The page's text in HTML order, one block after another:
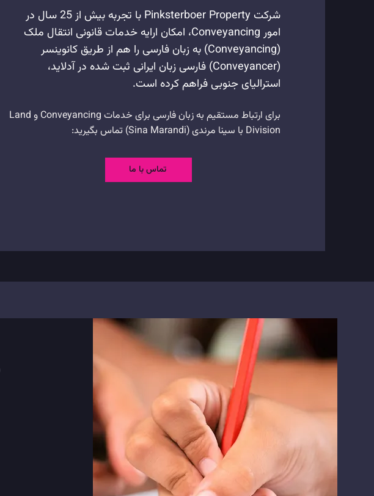
شرکت Pinksterboer Property با تجربه بیش از 25 سال در
امور Conveyancing، امکان ارایه خدمات قانونی انتقال ملک
(Conveyancing) به زبان فارسی را هم از طریق کانوینسر
(Conveyancer) فارسی زبان ایرانی ثبت شده در آدلاید،
استرالیای جنوبی فراهم کرده است.
برای ارتباط مستقیم به زبان فارسی برای خدمات Conveyancing و Land
Division با سینا مرندی (Sina Marandi) تماس بگیرید:
تماس با ما